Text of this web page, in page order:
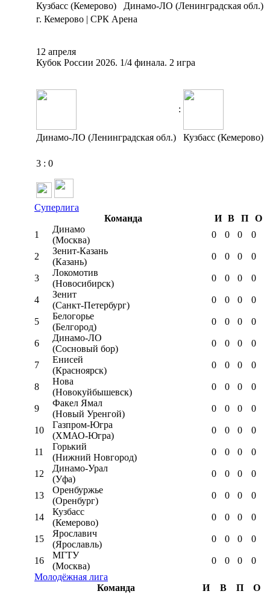
Кузбасс (Кемерово)
Динамо-ЛО (Ленинградская обл.)
г. Кемерово | СРК Арена
12 апреля
Кубок России 2026. 1/4 финала. 2 игра
:
Динамо-ЛО (Ленинградская обл.) Кузбасс (Кемерово)
3 : 0
Суперлига
Команда
И В П
О
1
Динамо
(Москва)
0 0 0 0
2
Зенит-Казань
(Казань)
0 0 0 0
3
Локомотив
(Новосибирск)
0 0 0 0
4
Зенит
(Санкт-Петербург)
0 0 0 0
5
Белогорье
(Белгород)
0 0 0 0
6
Динамо-ЛО
(Сосновый бор)
0 0 0 0
7
Енисей
(Красноярск)
0 0 0 0
8
Нова
(Новокуйбышевск)
0 0 0 0
9
Факел Ямал
(Новый Уренгой)
0 0 0 0
10
Газпром-Югра
(ХМАО-Югра)
0 0 0 0
11
Горький
(Нижний Новгород)
0 0 0 0
12
Динамо-Урал
(Уфа)
0 0 0 0
13
Оренбуржье
(Оренбург)
0 0 0 0
14
Кузбасс
(Кемерово)
0 0 0 0
15
Ярославич
(Ярославль)
0 0 0 0
16
МГТУ
(Москва)
0 0 0
0
Молодёжная лига
Команда
И В П
О